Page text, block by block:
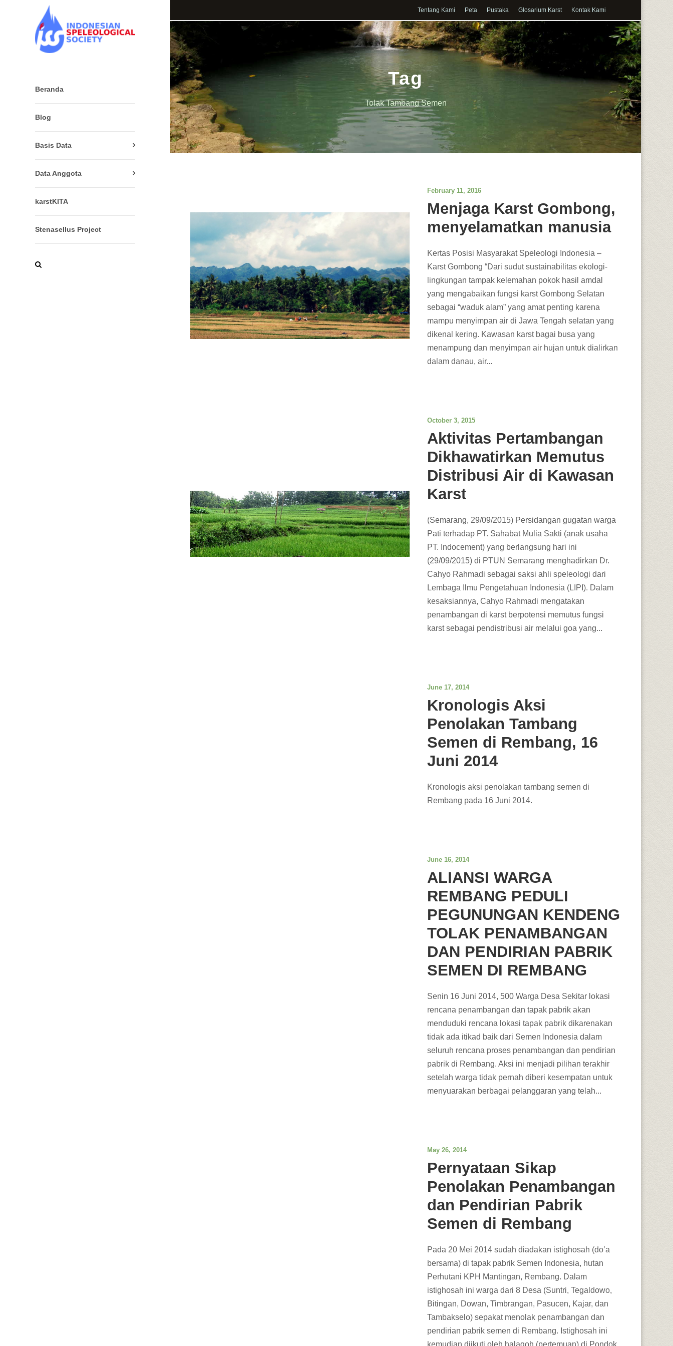
Beranda
Blog
Basis Data
Data Anggota
karstKITA
Stenasellus Project
Tentang Kami Peta Pustaka Glosarium Karst Kontak Kami
Tag
Tolak Tambang Semen
February 11, 2016
Menjaga Karst Gombong,
menyelamatkan manusia
Kertas Posisi Masyarakat Speleologi Indonesia –
Karst Gombong “Dari sudut sustainabilitas ekologi-
lingkungan tampak kelemahan pokok hasil amdal
yang mengabaikan fungsi karst Gombong Selatan
sebagai “waduk alam” yang amat penting karena
mampu menyimpan air di Jawa Tengah selatan yang
dikenal kering. Kawasan karst bagai busa yang
menampung dan menyimpan air hujan untuk dialirkan
dalam danau, air...
October 3, 2015
Aktivitas Pertambangan
Dikhawatirkan Memutus
Distribusi Air di Kawasan
Karst
(Semarang, 29/09/2015) Persidangan gugatan warga
Pati terhadap PT. Sahabat Mulia Sakti (anak usaha
PT. Indocement) yang berlangsung hari ini
(29/09/2015) di PTUN Semarang menghadirkan Dr.
Cahyo Rahmadi sebagai saksi ahli speleologi dari
Lembaga Ilmu Pengetahuan Indonesia (LIPI). Dalam
kesaksiannya, Cahyo Rahmadi mengatakan
penambangan di karst berpotensi memutus fungsi
karst sebagai pendistribusi air melalui goa yang...
June 17, 2014
Kronologis Aksi
Penolakan Tambang
Semen di Rembang, 16
Juni 2014
Kronologis aksi penolakan tambang semen di
Rembang pada 16 Juni 2014.
June 16, 2014
ALIANSI WARGA
REMBANG PEDULI
PEGUNUNGAN KENDENG
TOLAK PENAMBANGAN
DAN PENDIRIAN PABRIK
SEMEN DI REMBANG
Senin 16 Juni 2014, 500 Warga Desa Sekitar lokasi
rencana penambangan dan tapak pabrik akan
menduduki rencana lokasi tapak pabrik dikarenakan
tidak ada itikad baik dari Semen Indonesia dalam
seluruh rencana proses penambangan dan pendirian
pabrik di Rembang. Aksi ini menjadi pilihan terakhir
setelah warga tidak pernah diberi kesempatan untuk
menyuarakan berbagai pelanggaran yang telah...
May 26, 2014
Pernyataan Sikap
Penolakan Penambangan
dan Pendirian Pabrik
Semen di Rembang
Pada 20 Mei 2014 sudah diadakan istighosah (do’a
bersama) di tapak pabrik Semen Indonesia, hutan
Perhutani KPH Mantingan, Rembang. Dalam
istighosah ini warga dari 8 Desa (Suntri, Tegaldowo,
Bitingan, Dowan, Timbrangan, Pasucen, Kajar, dan
Tambakselo) sepakat menolak penambangan dan
pendirian pabrik semen di Rembang. Istighosah ini
kemudian diikuti oleh halaqoh (pertemuan) di Pondok